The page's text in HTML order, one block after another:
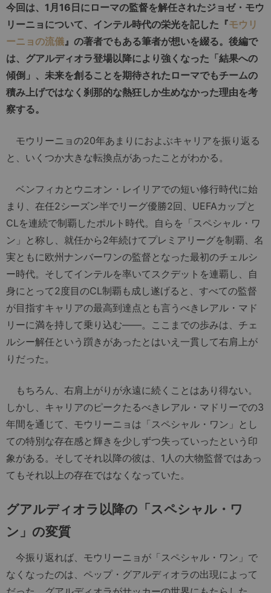
今回は、1月16日にローマの監督を解任されたジョゼ・モウ
リーニョについて、インテル時代の栄光を記した『モウリ
ーニョの流儀 』の著者でもある筆者が想いを綴る。後編で
は、グアルディオラ登場以降により強くなった「結果への
傾倒」、未来を創ることを期待されたローマでもチームの
積み上げではなく刹那的な熱狂しか生めなかった理由を考
察する。
モウリーニョの20年あまりにおよぶキャリアを振り返る
と、いくつか大きな転換点があったことがわかる。
ベンフィカとウニオン・レイリアでの短い修行時代に始
まり、在任2シーズン半でリーグ優勝2回、UEFAカップと
CLを連続で制覇したポルト時代。自らを「スペシャル・ワ
ン」と称し、就任から2年続けてプレミアリーグを制覇、名
実ともに欧州ナンバーワンの監督となった最初のチェルシ
ー時代。そしてインテルを率いてスクデットを連覇し、自
身にとって2度目のCL制覇も成し遂げると、すべての監督
が目指すキャリアの最高到達点とも言うべきレアル・マド
リーに満を持して乗り込む――。ここまでの歩みは、チェ
ルシー解任という躓きがあったとはいえ一貫して右肩上が
りだった。
もちろん、右肩上がりが永遠に続くことはあり得ない。
しかし、キャリアのピークたるべきレアル・マドリーでの3
年間を通じて、モウリーニョは「スペシャル・ワン」とし
ての特別な存在感と輝きを少しずつ失っていったという印
象がある。そしてそれ以降の彼は、1人の大物監督ではあっ
てもそれ以上の存在ではなくなっていた。
グアルディオラ以降の「スペシャル・ワ
ン」の変質
今振り返れば、モウリーニョが「スペシャル・ワン」で
なくなったのは、ペップ・グアルディオラの出現によって